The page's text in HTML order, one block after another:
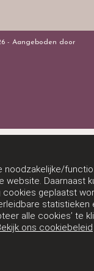
- Aangeboden door
noodzakelijke/
website. Daarnaast
cookies geplaatst
statistieken
alle cookies’ te
ons cookiebeleid